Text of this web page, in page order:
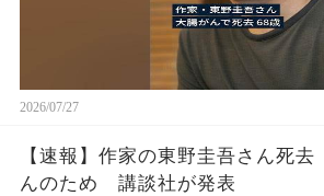
2026/07/27
【速報】作家の東野圭吾さん死
んのため 講談社が発表